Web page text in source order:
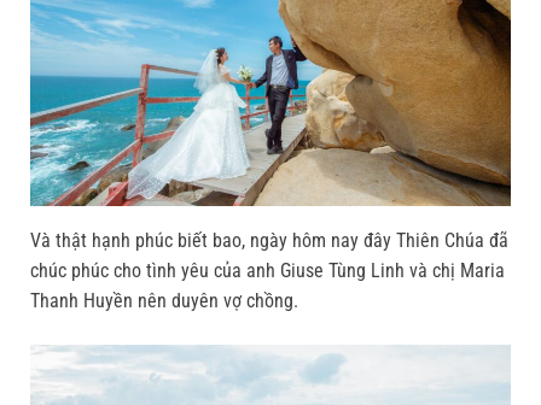
Và thật hạnh phúc biết bao, ngày hôm nay đây Thiên Chúa đã
chúc phúc cho tình yêu của anh Giuse Tùng Linh và chị Maria
Thanh Huyền nên duyên vợ chồng.